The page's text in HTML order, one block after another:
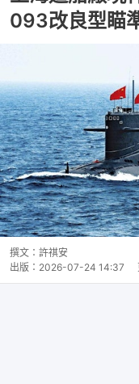
093改良型瞄
撰文： 許祺安
出版： 2026-07-24 14:37